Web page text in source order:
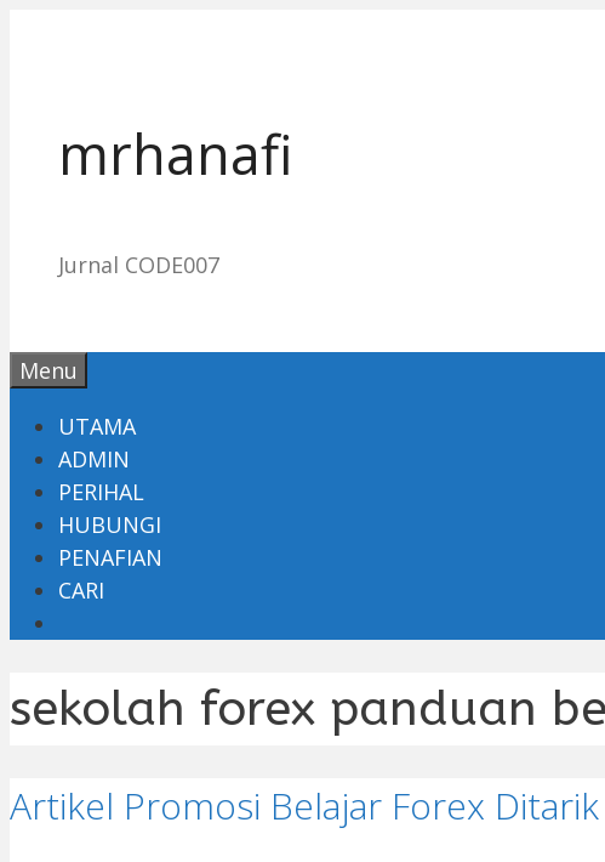
mrhanafi
Jurnal CODE007
Menu
UTAMA
ADMIN
PERIHAL
HUBUNGI
PENAFIAN
CARI
sekolah forex panduan
Artikel Promosi Belajar Forex